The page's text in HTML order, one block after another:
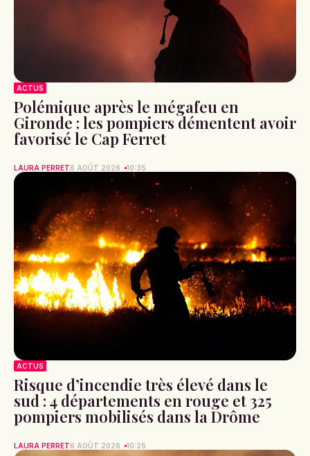
ACTUS
Polémique après le mégafeu en
Gironde : les pompiers démentent avoir
favorisé le Cap Ferret
LAURA PERRET6 AOÛT 2026 10:35
ACTUS
Risque d’incendie très élevé dans le
sud : 4 départements en rouge et 325
pompiers mobilisés dans la Drôme
LAURA PERRET6 AOÛT 2026 10:25